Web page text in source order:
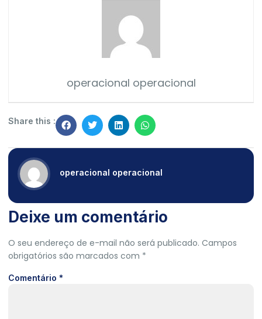
operacional operacional
Share this :
operacional operacional
Deixe um comentário
O seu endereço de e-mail não será publicado. Campos
obrigatórios são marcados com *
Comentário *